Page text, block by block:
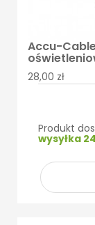
Accu-
28,00 zł
Produkt
wysyłka